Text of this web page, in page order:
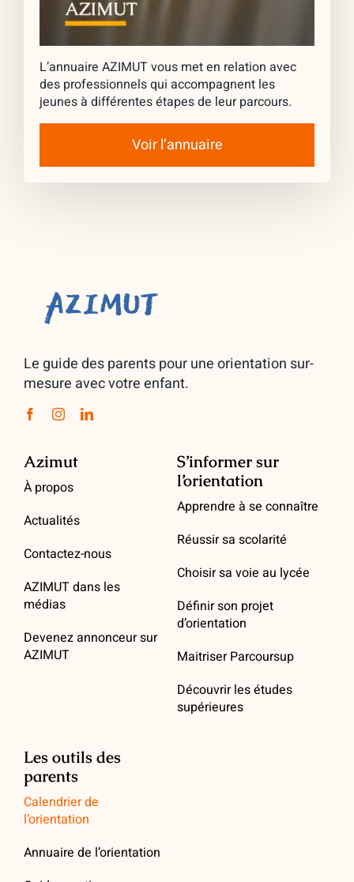
L’annuaire AZIMUT vous met en relation avec
des professionnels qui accompagnent les
jeunes à différentes étapes de leur parcours.
Voir l’annuaire
Le guide des parents pour une orientation sur-
mesure avec votre enfant.
Azimut
À propos
Actualités
Contactez-nous
AZIMUT dans les
médias
Devenez annonceur sur
AZIMUT
S’informer sur
l’orientation
Apprendre à se connaître
Réussir sa scolarité
Choisir sa voie au lycée
Définir son projet
d’orientation
Maitriser Parcoursup
Découvrir les études
supérieures
Les outils des
parents
Calendrier de
l’orientation
Annuaire de l’orientation